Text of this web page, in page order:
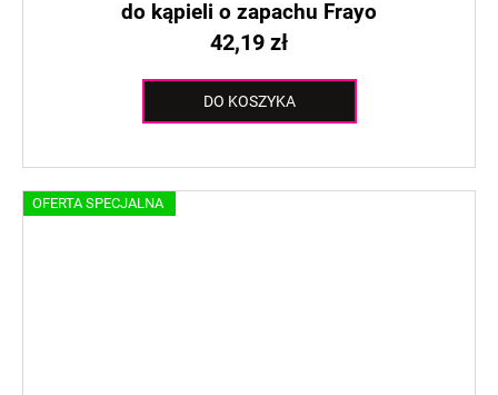
do kąpieli o zapachu Frayo
42,19 zł
DO KOSZYKA
OFERTA SPECJALNA